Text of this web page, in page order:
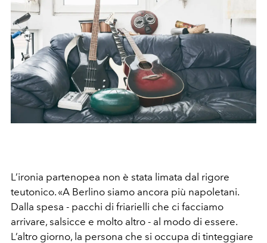
L’ironia partenopea non è stata limata dal rigore
teutonico. «A Berlino siamo ancora più napoletani.
Dalla spesa - pacchi di friarielli che ci facciamo
arrivare, salsicce e molto altro - al modo di essere.
L’altro giorno, la persona che si occupa di tinteggiare